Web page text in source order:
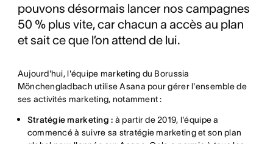
pouvons désormais lancer nos campagnes
50 % plus vite, car chacun a accès au plan
et sait ce que l’on attend de lui.
Aujourd'hui, l'équipe marketing du Borussia
Mönchengladbach utilise Asana pour gérer l'ensemble de
ses activités marketing, notamment :
Stratégie marketing : à partir de 2019, l'équipe a
commencé à suivre sa stratégie marketing et son plan